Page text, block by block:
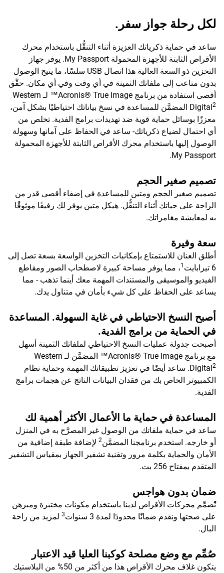
لكل رحلة جواز سفر.
ساعد في حماية ذكرياتك العزيزة أثناء التنقُّل باستخدام محرك
الأقراص الثابتة للأجهزة المحمولة My Passport. يوفر جهاز
التخزين ذو السعة العالية هذا اتصال USB سلسًا، ما يتيح الوصول
بدون متاعب إلى ملفاتك الثمينة في أي وقت وفي أي مكان. حقَّق
أقصى استفادة من برنامج Acronis® True Image™ لـ Western
Digital2
المضمَّن للمساعدة في نسخ بياناتك احتياطيًا بشكل آمن،
معززًا بوسائل حماية قوية ضد تهديدات برامج الفدية. تخلص من
أي احتمال لضياع ذكرياتك- ساعد في الحفاظ على آمانها وسهولة
الوصول إليها باستخدام محرك الأقراص الثابتة للأجهزة المحمولة
My Passport.
تصميم صغير الحجم
تصميم صغير الحجم ومتين للمساعدة في إضفاء أقصى قدر من
الراحة على حياتك أثناء التنقُّل. هيكل متين يوفر لك رفيقًا موثوقًا
به لمعايشة مغامراتك.
سعة وفيرة
أطلق العنان للاستمتاع بإمكانيات التخزين الواسعة بسعة تصل إلى
6 تيرابايت
1، مما يوفر مساحة كبيرة لاصطحاب الصور ومقاطع
الفيديو والموسيقى والمستندات المهمة معك أينما تذهب - مما
يساعد على الحفاظ على كل شيء بأمان في متناول يدك.
أصبح النسخ الاحتياطي في غاية السهولة. المساعدة
في الحماية من برامج الفدية.
أصبحت جدولة عمليات النسخ الاحتياطي لملفاتك الثمينة أسهل
مع برنامج Acronis® True Image™ المضمَّن لـ Western
Digital2
. ساعد أيضًا في تعزيز تطبيقاتك المهمة وحماية نظام
الكمبيوتر الخاص بك من فقدان البيانات الناتج عن هجمات برامج
الفدية.
المساعدة في حماية ما الأعمال الأكثر أهمية لك
ساعد في حماية ملفاتك من الوصول غير المصرَّح به في المنزل
أو خارجه. استخدم برنامجنا المضمَّن2 لإضافة طبقة إضافية من
الأمان والحماية بكلمة مرور وتقنية تشفير الجهاز بمقياس التشفير
المتقدم بمفتاح 256 بت.
ضمان بدون هواجس
نًُصمِّم محركات الأقراص لدينا باستخدام مكونات مختبرة ومبرهن
على صحتها ونقدم ضمانًا محدودًا لمدة 3 سنوات
3 لمزيد من راحة
البال.
صُمِّم مع وضع مصلحة كوكبنا العليا قيد الاعتبار
يتكون غلاف محرك الأقراص هذا من أكثر من 50% من البلاستيك